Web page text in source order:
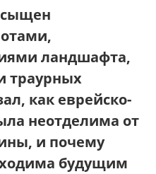
ландшафта,
траурных
как еврейско-
неотделима от
, и почему
будущим